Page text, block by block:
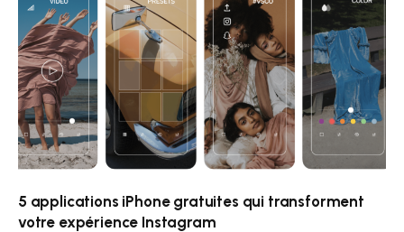
5 applications iPhone gratuites qui transforment
votre expérience Instagram